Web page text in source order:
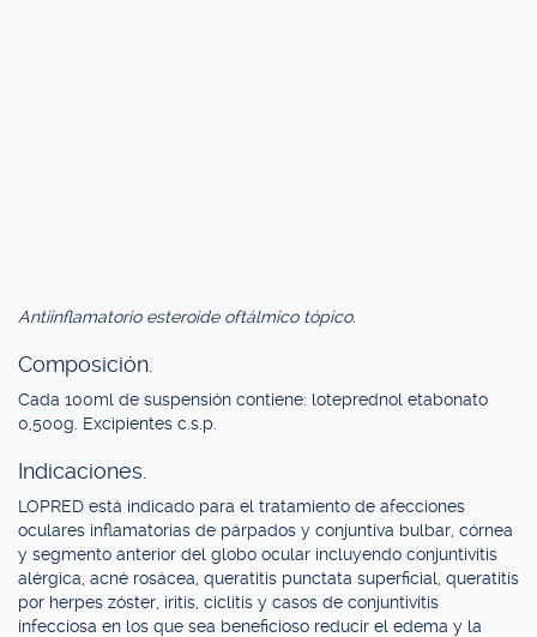
Antiinflamatorio esteroide oftálmico tópico.
Composición.
Cada 100ml de suspensión contiene: loteprednol etabonato
0,500g. Excipientes c.s.p.
Indicaciones.
LOPRED está indicado para el tratamiento de afecciones
oculares inflamatorias de párpados y conjuntiva bulbar, córnea
y segmento anterior del globo ocular incluyendo conjuntivitis
alérgica, acné rosácea, queratitis punctata superficial, queratitis
por herpes zóster, iritis, ciclitis y casos de conjuntivitis
infecciosa en los que sea beneficioso reducir el edema y la